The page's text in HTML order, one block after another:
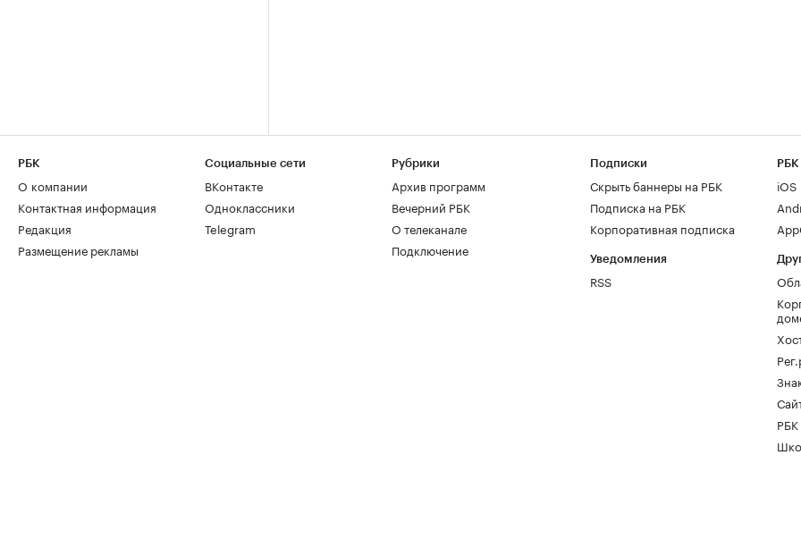
РБК
О компании
Контактная информация
Редакция
Размещение рекламы
Социальные сети
ВКонтакте
Одноклассники
Telegram
Рубрики
Архив программ
Вечерний РБК
О телеканале
Подключение
Подписки
Скрыть баннеры на РБК
Подписка на РБК
Корпоративная подписка
Уведомления
RSS
РБК
iOS